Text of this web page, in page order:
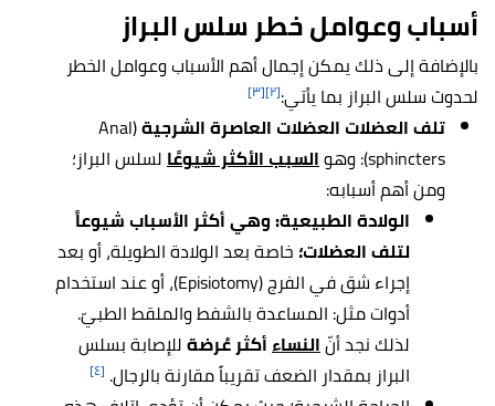
أسباب وعوامل خطر سلس البراز
بالإضافة إلى ذلك يمكن إجمال أهم الأسباب وعوامل الخطر
لحدوث سلس البراز بما يأتي:[٢] [٣]
تلف العضلات العضلات العاصرة الشرجية (Anal
sphincters): وهو
السبب الأكثر شيوعًالسلس البراز؛
ومن أهم أسبابه:
الولادة الطبيعية: وهي أكثر الأسباب شيوعاً
لتلف العضلات؛ خاصة بعد الولادة الطويلة، أو بعد
إجراء شق في الفرج (Episiotomy)‏، أو عند استخدام
أدوات مثل: المساعدة بالشفط والملقط الطبيّ.
لذلك نجد أنّالنساءأكثر عُرضةللإصابة بسلس
البراز بمقدار الضعف تقريباً مقارنة بالرجال. [٤]